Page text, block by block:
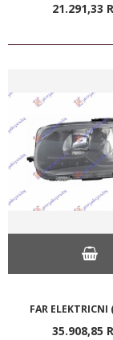
21.291,33
FAR ELEKTRICNI
35.908,85